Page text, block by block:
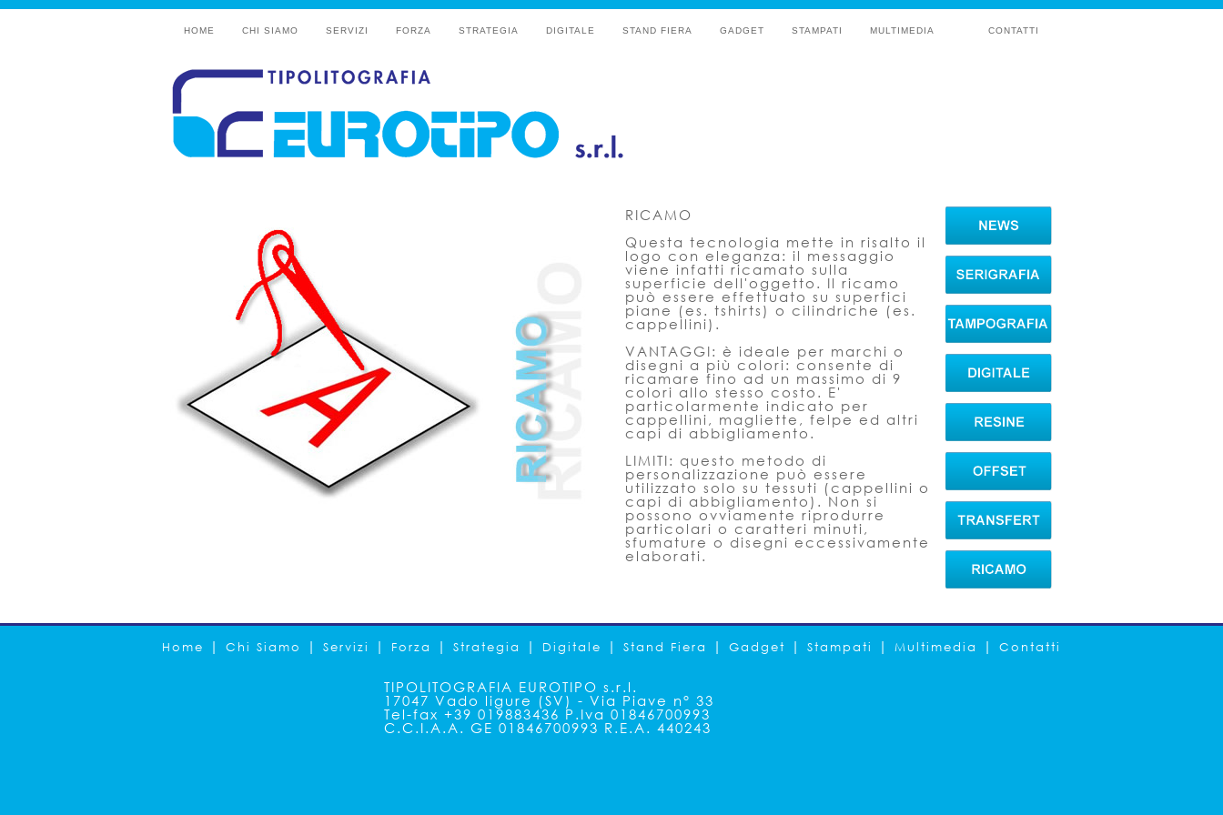
HOME CHI SIAMO SERVIZI FORZA STRATEGIA DIGITALE STAND FIERA GADGET STAMPATI MULTIMEDIA CONTATTI
RICAMO
Questa tecnologia mette in risalto il
logo con eleganza: il messaggio
viene infatti ricamato sulla
superficie dell'oggetto. Il ricamo
può essere effettuato su superfici
piane (es. tshirts) o cilindriche (es.
cappellini).
VANTAGGI: è ideale per marchi o
disegni a più colori: consente di
ricamare fino ad un massimo di 9
colori allo stesso costo. E'
particolarmente indicato per
cappellini, magliette, felpe ed altri
capi di abbigliamento.
LIMITI: questo metodo di
personalizzazione può essere
utilizzato solo su tessuti (cappellini o
capi di abbigliamento). Non si
possono ovviamente riprodurre
particolari o caratteri minuti,
sfumature o disegni eccessivamente
elaborati.
Home | Chi Siamo | Servizi | Forza | Strategia | Digitale | Stand Fiera | Gadget | Stampati | Multimedia | Contatti
TIPOLITOGRAFIA EUROTIPO s.r.l.
17047 Vado ligure (SV) - Via Piave n° 33
Tel-fax +39 019883436 P.Iva 01846700993
C.C.I.A.A. GE 01846700993 R.E.A. 440243